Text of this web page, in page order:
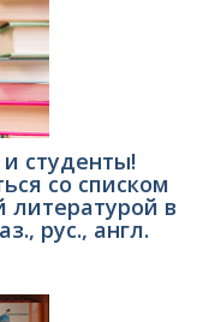
студенты!
со списком
литературой в
рус., англ.